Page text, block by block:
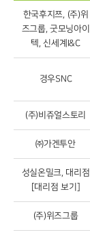
한국후지쯔, (주)위
즈그룹, 굿모닝아이
텍, 신세계I&C
경우SNC
(주)비쥬얼스토리
㈜가겐투안
성실온밀크, 대리점
[대리점 보기]
(주)위즈그룹